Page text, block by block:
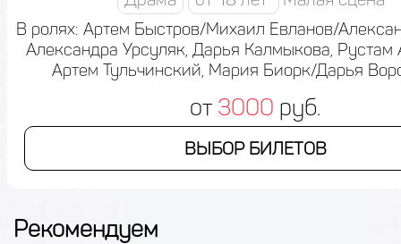
В ролях: Артем Быстров/Михаил Евланов/
Александра Урсуляк, Дарья Калмыкова, Рустам
Артем Тульчинский, Мария Биорк/Дарья
от 3000 руб.
ВЫБОР БИЛЕТОВ
Рекомендуем